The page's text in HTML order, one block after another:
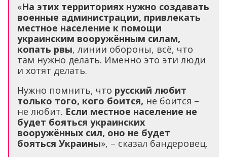
«На этих территориях нужно создавать
военные администрации, привлекать
местное население к помощи
украинским вооружённым силам,
копать рвы, линии обороны, всё, что
там нужно делать. Именно это эти люди
и хотят делать.
Нужно помнить, что русский любит
только того, кого боится, не боится –
не любит. Если местное население не
будет бояться украинских
вооружённых сил, оно не будет
бояться Украины», – сказал бандеровец.